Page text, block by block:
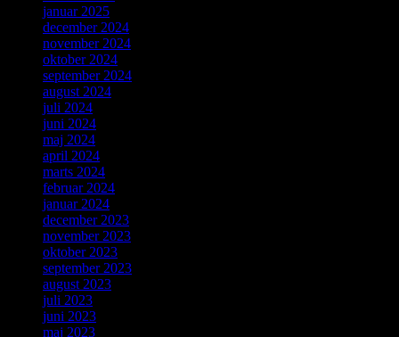
januar 2025
december 2024
november 2024
oktober 2024
september 2024
august 2024
juli 2024
juni 2024
maj 2024
april 2024
marts 2024
februar 2024
januar 2024
december 2023
november 2023
oktober 2023
september 2023
august 2023
juli 2023
juni 2023
maj 2023